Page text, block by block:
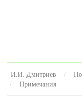
И.И. Дмитриев
Примечания